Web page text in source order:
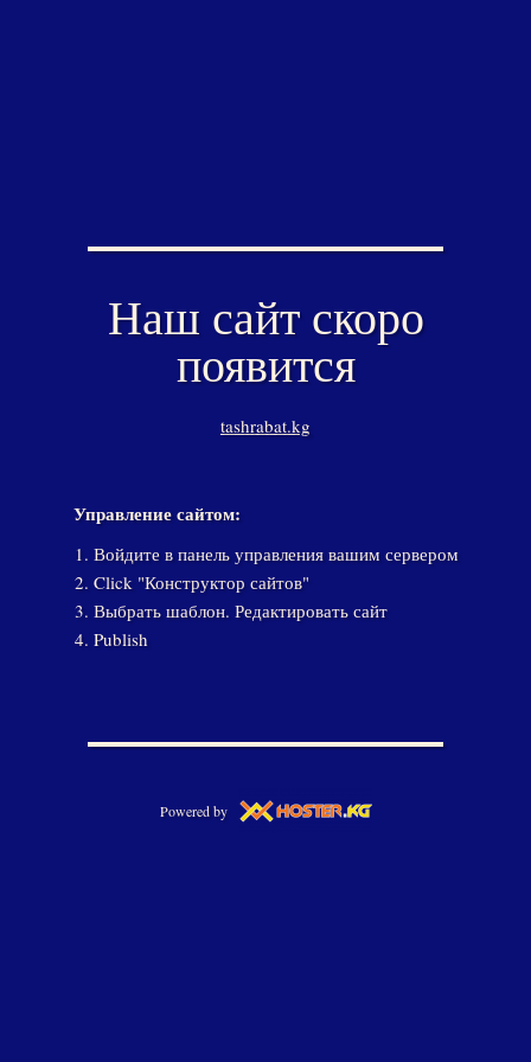
Наш сайт скоро
появится
tashrabat.kg
Управление сайтом:
Войдите в панель управления вашим сервером
Click "Конструктор сайтов"
Выбрать шаблон. Редактировать сайт
Publish
Powered by